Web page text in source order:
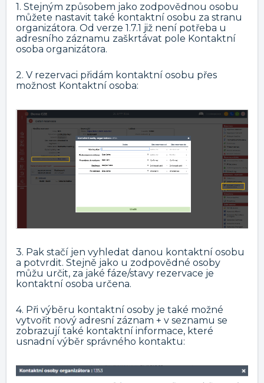
1. Stejným způsobem jako zodpovědnou osobu
můžete nastavit také kontaktní osobu za stranu
organizátora. Od verze 1.7.1 již není potřeba u
adresního záznamu zaškrtávat pole Kontaktní
osoba organizátora.
2. V rezervaci přidám kontaktní osobu přes
možnost Kontaktní osoba:
3. Pak stačí jen vyhledat danou kontaktní osobu
a potvrdit. Stejně jako u zodpovědné osoby
můžu určit, za jaké fáze/stavy rezervace je
kontaktní osoba určena.
4. Při výběru kontaktní osoby je také možné
vytvořit nový adresní záznam + v seznamu se
zobrazují také kontaktní informace, které
usnadní výběr správného kontaktu: